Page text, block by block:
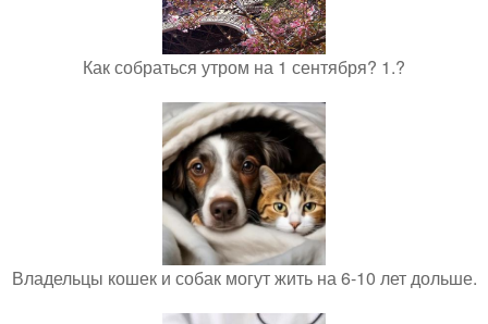
Как собраться утром на 1 сентября? 1.?
Владельцы кошек и собак могут жить на 6-10 лет дольше.